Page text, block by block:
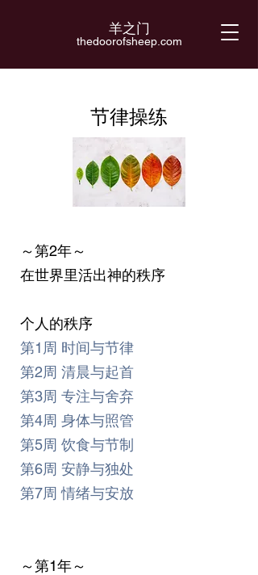
羊之门
​thedoorofsheep.com
节律操练
～第2年～
在世界里活出神的秩序
​个人的秩序
第1周 时间与节律
第2周 清晨与起首
第3周 专注与舍弃
第4周 身体与照管
第5周 饮食与节制
第6周 安静与独处
第7周 情绪与安放
～第1年～